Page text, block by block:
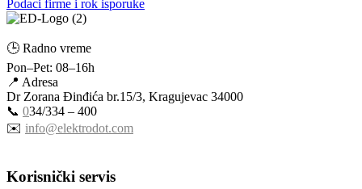
Podaci firme i rok isporuke
🕒 Radno vreme
Pon–Pet: 08–16h
📍 Adresa
Dr Zorana Đinđića br.15/3, Kragujevac 34000
📞 034/334 – 400
✉️ info@elektrodot.com
Korisnički servis